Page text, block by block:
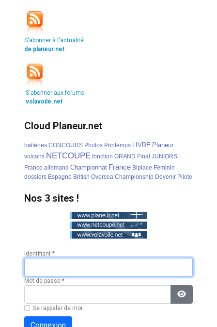
S'abonner à l'actualité
de planeur.net
S'abonner aux forums
volavoile.net
Cloud Planeur.net
batteries CONCOURS Photos Printemps LIVRE Planeur
volcans NETCOUPE fonction GRAND Final JUNIORS
Franco allemand Championnat France Biplace Féminin
dossiers Espagne British Oversea Championship Devenir Pilote
Nos 3 sites !
Identifiant *
Mot de passe *
Afficher
Se rappeler de moi